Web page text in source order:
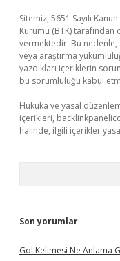
Sitemiz, 5651 Sayılı
Kurumu (BTK) tarafından
vermektedir. Bu
veya araştırma
yazdıkları içeriklerin
bu sorumluluğu kabul
Hukuka ve yasal
içerikleri,
halinde, ilgili içerikler
Son yorumlar
Gol Kelimesi Ne Anlama